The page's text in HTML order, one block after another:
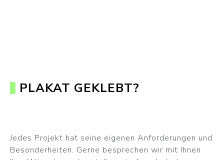
PLAKAT GEKLEBT?
Jedes Projekt hat seine eigenen Anforderungen und
Besonderheiten. Gerne besprechen wir mit Ihnen